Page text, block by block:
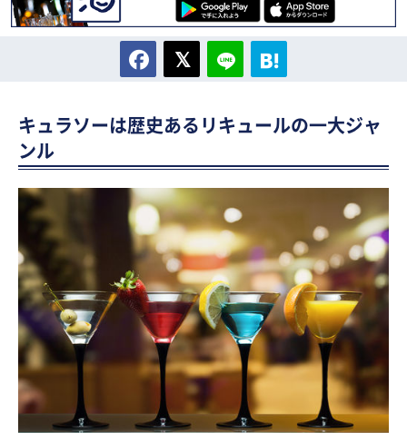
キュラソーは歴史あるリキュールの一大ジャ
ンル